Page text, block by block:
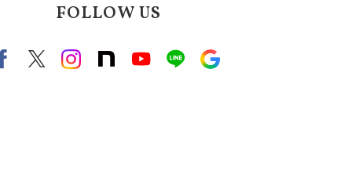
FOLLOW US
FacebookX（旧twitter）
instagram
note Youtubeline